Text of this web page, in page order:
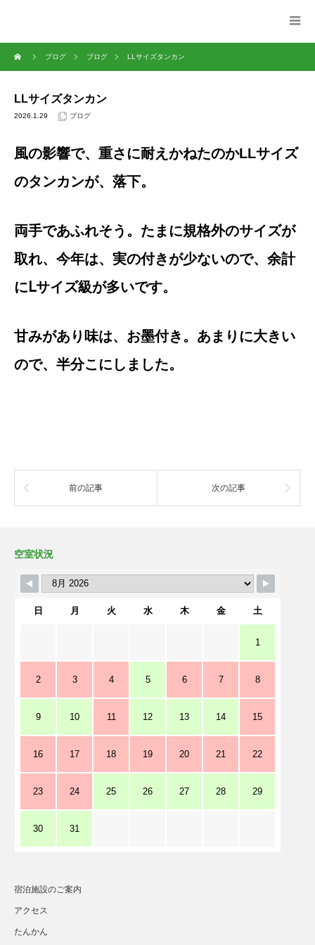
ブログ ブログ LLサイズタンカン
LLサイズタンカン
2026.1.29 ブログ
風の影響で、重さに耐えかねたのかLLサイズ
のタンカンが、落下。
両手であふれそう。たまに規格外のサイズが
取れ、今年は、実の付きが少ないので、余計
にⅬサイズ級が多いです。
甘みがあり味は、お墨付き。あまりに大きい
ので、半分こにしました。
前の記事 次の記事
空室状況
日 月 火 水 木 金 土
1
2 3 4 5 6 7 8
9 10 11 12 13 14 15
16 17 18 19 20 21 22
23 24 25 26 27 28 29
30 31
宿泊施設のご案内
アクセス
たんかん